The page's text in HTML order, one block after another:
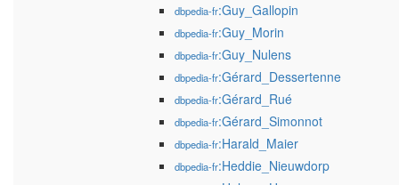
dbpedia-fr:Guy_Gallopin
dbpedia-fr:Guy_Morin
dbpedia-fr:Guy_Nulens
dbpedia-fr:Gérard_Dessertenne
dbpedia-fr:Gérard_Rué
dbpedia-fr:Gérard_Simonnot
dbpedia-fr:Harald_Maier
dbpedia-fr:Heddie_Nieuwdorp